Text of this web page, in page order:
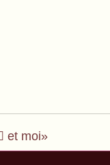
et moi»